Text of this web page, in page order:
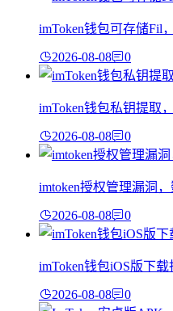
imToken钱包可存储Fil
2026-08-08 0
imToken钱包私钥提取
2026-08-08 0
imtoken授权管理漏洞
2026-08-08 0
imToken钱包iOS版下
2026-08-08 0